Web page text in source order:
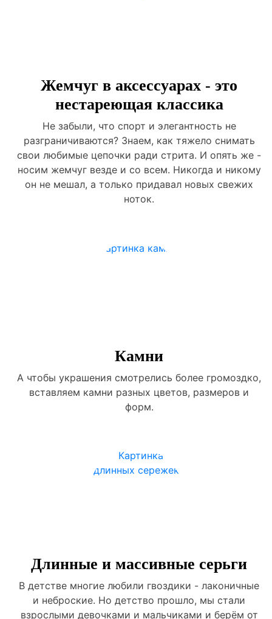
Жемчуг в аксессуарах - это
нестареющая классика
Не забыли, что спорт и элегантность не
разграничиваются? Знаем, как тяжело снимать
свои любимые цепочки ради стрита. И опять же -
носим жемчуг везде и со всем. Никогда и никому
он не мешал, а только придавал новых свежих
ноток.
Камни
А чтобы украшения смотрелись более громоздко,
вставляем камни разных цветов, размеров и
форм.
Длинные и массивные серьги
В детстве многие любили гвоздики - лаконичные
и неброские. Но детство прошло, мы стали
взрослыми девочками и мальчиками и берём от